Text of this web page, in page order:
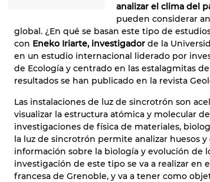
analizar el clima del
pueden considerar
global. ¿En qué se basan este tipo de
con Eneko Iriarte, investigador de la
en un estudio internacional liderado por
de Ecología y centrado en las estalagmitas
resultados se han publicado en la revista
Las instalaciones de luz de sincrotrón son
visualizar la estructura atómica y molecular
investigaciones de física de materiales,
la luz de sincrotrón permite analizar huesos
información sobre la biología y evolución de
investigación de este tipo se va a realizar en
francesa de Grenoble, y va a tener como